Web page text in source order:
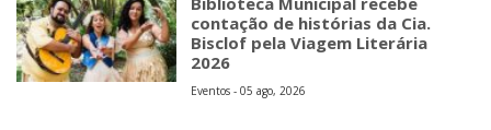
contação de histórias da Cia.
Bisclof pela Viagem Literária
2026
Eventos - 05 ago, 2026